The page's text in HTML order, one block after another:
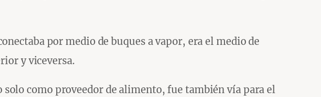
por medio de buques a vapor, era el medio de
y viceversa.
como proveedor de alimento, fue también vía para el